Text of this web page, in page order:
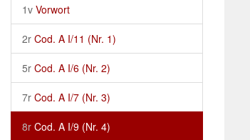
1v Vorwort
2r Cod. A I/11 (Nr. 1)
5r Cod. A I/6 (Nr. 2)
7r Cod. A I/7 (Nr. 3)
8r Cod. A I/9 (Nr. 4)